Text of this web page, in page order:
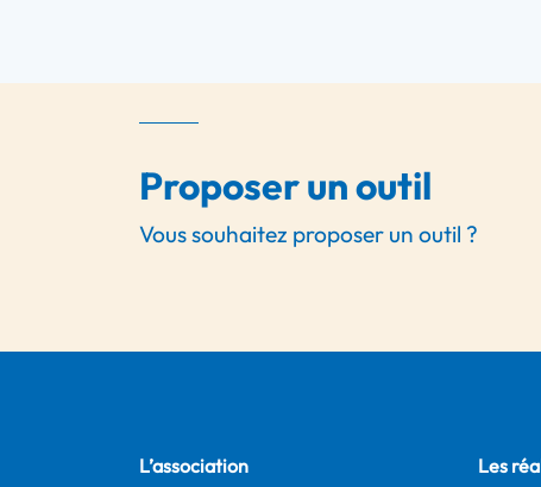
Proposer un outil
Vous souhaitez proposer un outil ?
L’association
Les